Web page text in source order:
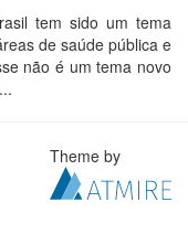
tem sido um tema
de saúde pública e
não é um tema novo
Theme by